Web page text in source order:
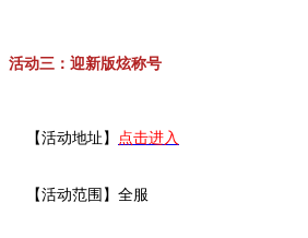
活动三：迎新版炫称号
【活动地址】 点击进入
【活动范围】全服